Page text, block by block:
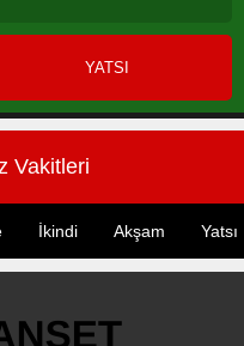
YATSI
Vakitleri
İkindi Akşam Yatsı